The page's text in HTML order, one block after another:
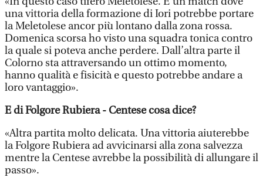
una vittoria della formazione di Iori potrebbe portare
la Meletolese ancor più lontano dalla zona rossa.
Domenica scorsa ho visto una squadra tonica contro
la quale si poteva anche perdere. Dall’altra parte il
Colorno sta attraversando un ottimo momento,
hanno qualità e fisicità e questo potrebbe andare a
loro vantaggio».
E di Folgore Rubiera - Centese cosa dice?
«Altra partita molto delicata. Una vittoria aiuterebbe
la Folgore Rubiera ad avvicinarsi alla zona salvezza
mentre la Centese avrebbe la possibilità di allungare il
passo».